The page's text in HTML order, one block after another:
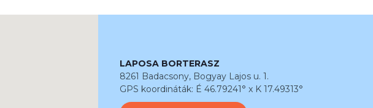
LAPOSA BORTERASZ
8261 Badacsony, Bogyay Lajos u. 1.
GPS koordináták: É 46.79241° x K 17.49313°